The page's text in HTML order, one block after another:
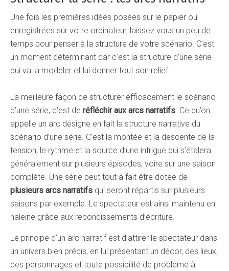
Une fois les premières idées posées sur le papier ou
enregistrées sur votre ordinateur, laissez vous un peu de
temps pour penser à la structure de votre scénario. C’est
un moment déterminant car c’est la structure d’une série
qui va la modeler et lui donner tout son relief.
La meilleure façon de structurer efficacement le scénario
d’une série, c’est de réfléchir aux arcs narratifs. Ce qu’on
appelle un arc désigne en fait la structure narrative du
scénario d’une série. C’est la montée et la descente de la
tension, le rythme et la source d’une intrigue qui s’étalera
généralement sur plusieurs épisodes, voire sur une saison
complète. Une série peut tout à fait être dotée de
plusieurs arcs narratifs qui seront répartis sur plusieurs
saisons par exemple. Le spectateur est ainsi maintenu en
haleine grâce aux rebondissements d’écriture.
Le principe d’un arc narratif est d’attirer le spectateur dans
un univers bien précis, en lui présentant un décor, des lieux,
des personnages et toute possibilité de problème à